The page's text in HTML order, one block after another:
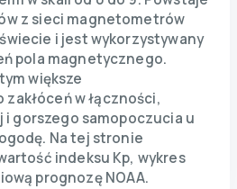
z sieci magnetometrów
i jest wykorzystywany
pola magnetycznego.
większe
w łączności,
gorszego samopoczucia u
Na tej stronie
indeksu Kp, wykres
prognozę NOAA.